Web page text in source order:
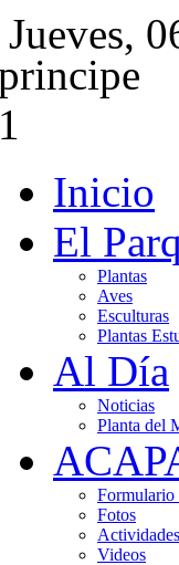
Jueves,
Inicio
El
Plantas
Aves
Esculturas
Plantas
Al Día
Noticias
Planta del
Formulario
Fotos
Actividades
Videos